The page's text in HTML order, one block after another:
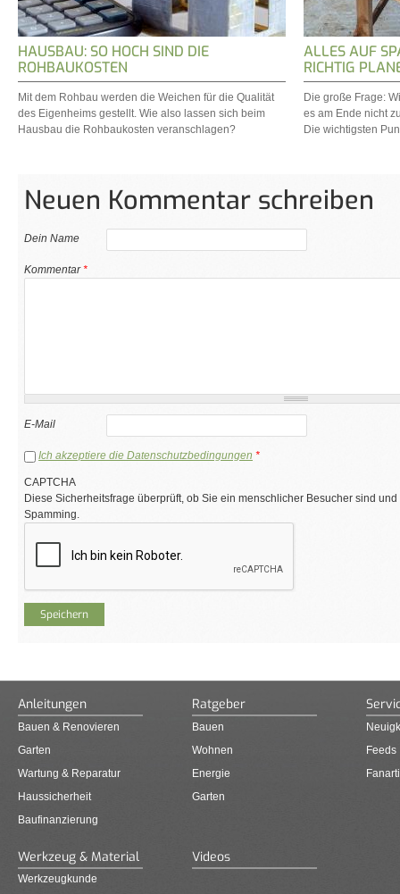
HAUSBAU: SO HOCH SIND DIE
ROHBAUKOSTEN
Mit dem Rohbau werden die Weichen für die Qualität
des Eigenheims gestellt. Wie also lassen sich beim
Hausbau die Rohbaukosten veranschlagen?
ALLES AUF
RICHTIG
Die große Frage:
es am Ende nicht
Die wichtigsten
Neuen Kommentar schreiben
Dein Name
Kommentar*
E-Mail
Ich akzeptiere die Datenschutzbedingungen *
CAPTCHA
Diese Sicherheitsfrage überprüft, ob Sie ein menschlicher Besucher sind
Spamming.
Anleitungen
Bauen & Renovieren
Garten
Wartung & Reparatur
Haussicherheit
Baufinanzierung
Ratgeber
Bauen
Wohnen
Energie
Garten
Feeds
Werkzeug & Material
Werkzeugkunde
Videos